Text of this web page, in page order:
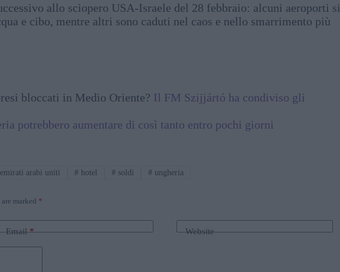
allo sciopero USA-Israele del 28 febbraio: alcuni aeroporti si
e cibo, mentre altri sono caduti nel caos e nello smarrimento più
bloccati in Medio Oriente? Il FM Szijjártó ha condiviso gli
potrebbero aumentare di così tanto entro pochi giorni
emirati arabi uniti # hotel # soldi #ungheria
marked *
Email* Website